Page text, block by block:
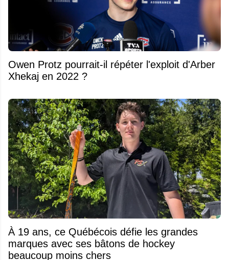
Owen Protz pourrait-il répéter l'exploit d'Arber
Xhekaj en 2022 ?
À 19 ans, ce Québécois défie les grandes
marques avec ses bâtons de hockey
beaucoup moins chers